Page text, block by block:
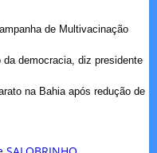
de Multivacinação
da democracia, diz presidente
na Bahia após redução de